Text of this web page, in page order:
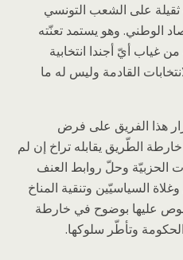
ثقيلة على الشعب التونسي
الوطني. وهو يستمد تعنّته
أيّ أجندا انتخابية
القادمة وليس له ما
هذا الفريق على فرض
الطّريق يقابله تراخ إن لم
الحزبيّة وحلّ روابط العنف
السياسيّين وتنقية المناخ
عليها بوضوح في خارطة
وتأطّر سلوكها.